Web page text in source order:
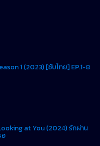
1 (2023) [ซับไทย] EP.1-8
at You (2024) รักผ่าน
อ